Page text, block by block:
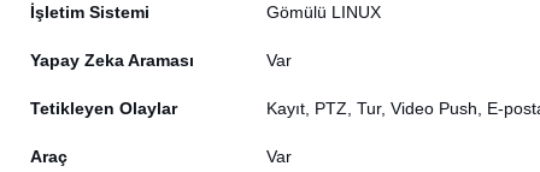
İşletim Sistemi Gömülü LINUX
Yapay Zeka Araması Var
Tetikleyen Olaylar Kayıt, PTZ, Tur, Video Push, E-
Araç Var